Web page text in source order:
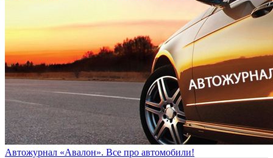
Автожурнал «Авалон». Все про автомобили!